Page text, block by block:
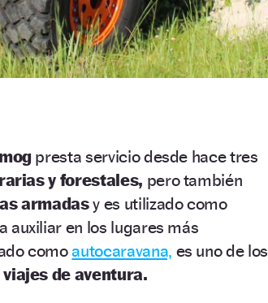
presta servicio desde hace tres
y forestales, pero también
armadasy es utilizado como
auxiliar en los lugares más
comoautocaravana, es uno de los
de aventura.